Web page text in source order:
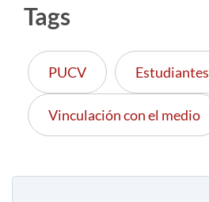
Tags
PUCV Estudiantes
Vinculación con el medio